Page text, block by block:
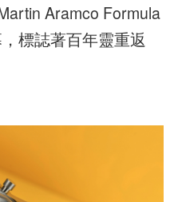
Aramco Formula
標誌著百年靈重返